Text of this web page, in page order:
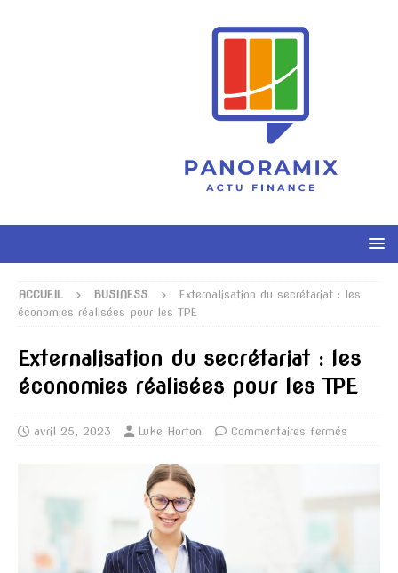
ACCUEIL BUSINESS
Externalisation du secrétariat : les
économies réalisées pour les TPE
Externalisation du secrétariat : les
économies réalisées pour les TPE
avril 25, 2023 Luke Horton Commentaires fermés